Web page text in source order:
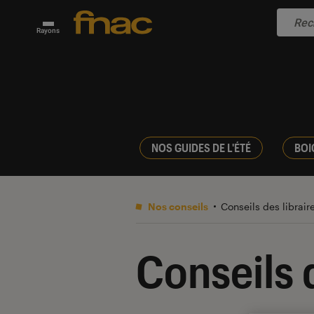
Rayons
NOS GUIDES DE L'ÉTÉ
Nos conseils Conseils des
Conseils